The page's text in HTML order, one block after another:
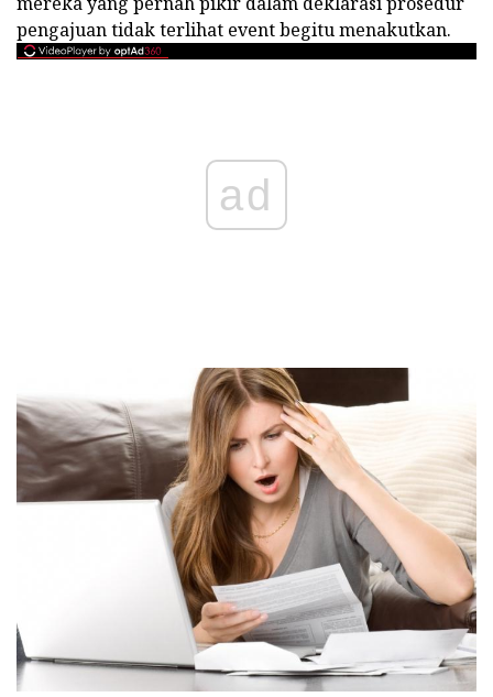
pengajuan tidak terlihat event begitu menakutkan.
ad